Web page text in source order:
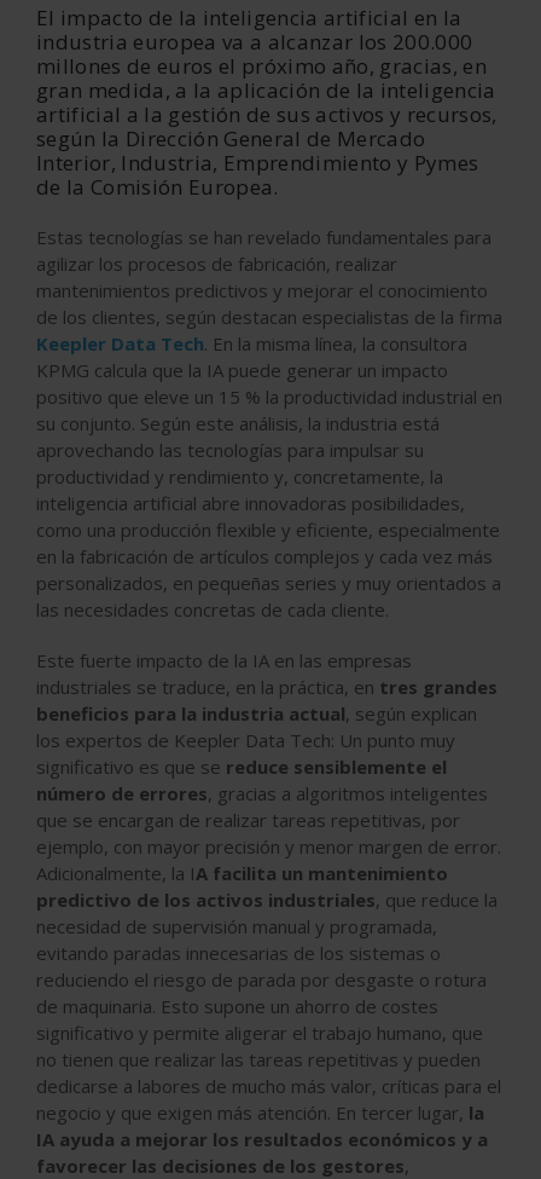
El impacto de la inteligencia artificial en la
industria europea va a alcanzar los 200.000
millones de euros el próximo año, gracias, en
gran medida, a la aplicación de la inteligencia
artificial a la gestión de sus activos y recursos,
según la Dirección General de Mercado
Interior, Industria, Emprendimiento y Pymes
de la Comisión Europea.
Estas tecnologías se han revelado fundamentales para
agilizar los procesos de fabricación, realizar
mantenimientos predictivos y mejorar el conocimiento
de los clientes, según destacan especialistas de la firma
Keepler Data Tech. En la misma línea, la consultora
KPMG calcula que la IA puede generar un impacto
positivo que eleve un 15 % la productividad industrial en
su conjunto. Según este análisis, la industria está
aprovechando las tecnologías para impulsar su
productividad y rendimiento y, concretamente, la
inteligencia artificial abre innovadoras posibilidades,
como una producción flexible y eficiente, especialmente
en la fabricación de artículos complejos y cada vez más
personalizados, en pequeñas series y muy orientados a
las necesidades concretas de cada cliente.
Este fuerte impacto de la IA en las empresas
industriales se traduce, en la práctica, en tres grandes
beneficios para la industria actual, según explican
los expertos de Keepler Data Tech: Un punto muy
significativo es que se reduce sensiblemente el
número de errores, gracias a algoritmos inteligentes
que se encargan de realizar tareas repetitivas, por
ejemplo, con mayor precisión y menor margen de error.
Adicionalmente, la IA facilita un mantenimiento
predictivo de los activos industriales, que reduce la
necesidad de supervisión manual y programada,
evitando paradas innecesarias de los sistemas o
reduciendo el riesgo de parada por desgaste o rotura
de maquinaria. Esto supone un ahorro de costes
significativo y permite aligerar el trabajo humano, que
no tienen que realizar las tareas repetitivas y pueden
dedicarse a labores de mucho más valor, críticas para el
negocio y que exigen más atención. En tercer lugar, la
IA ayuda a mejorar los resultados económicos y a
favorecer las decisiones de los gestores,